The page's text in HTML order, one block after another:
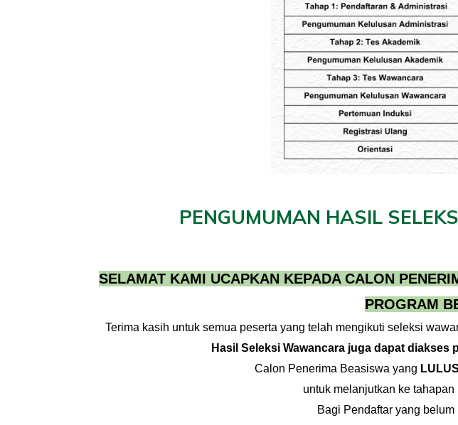
PENGUMUMAN HASIL
SELAMAT KAMI UCAPKAN KEPADA CALON
PROGRAM
Terima kasih untuk semua peserta yang telah mengikuti seleksi
Hasil Seleksi Wawancara juga dapat diakses
Calon Penerima Beasiswa yang LULUS
untuk melanjutkan ke tahapan
Bagi Pendaftar yang